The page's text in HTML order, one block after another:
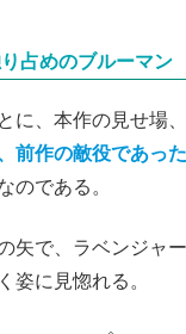
占めのブルーマン
に、本作の見せ場
前作の敵役であっ
のである。
矢で、ラベンジャ
姿に見惚れる。